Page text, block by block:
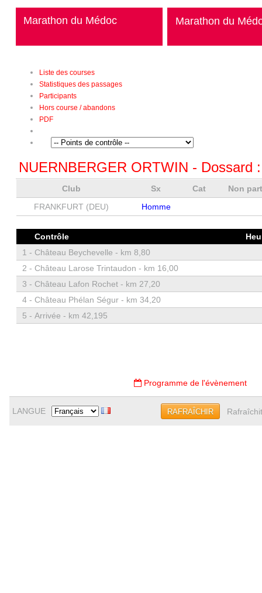
Marathon du Médoc Marathon du
Liste des courses
Statistiques des passages
Participants
Hors course / abandons
PDF
NUERNBERGER ORTWIN - Dossard
Club Sx Cat
Non
FRANKFURT (DEU)
Homme
Contrôle
1 - Château Beychevelle - km 8,80
2 - Château Larose Trintaudon - km 16,00
3 - Château Lafon Rochet - km 27,20
4 - Château Phélan Ségur - km 34,20
5 - Arrivée - km 42,195
Programme de l'évènement
LANGUE RAFRAÎCHIR